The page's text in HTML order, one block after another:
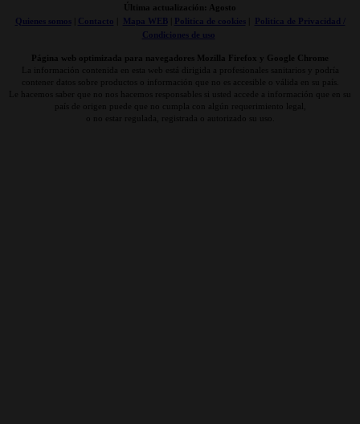
Última actualización: Agosto
Quienes somos| Contacto Mapa WEB| Politica de cookies|
Politica de Privacidad /
Condiciones de uso
Página web optimizada para navegadores Mozilla Firefox y Google Chrome
La información contenida en esta web está dirigida a profesionales sanitarios y podría
contener datos sobre productos o información que no es accesible o válida en su país.
Le hacemos saber que no nos hacemos responsables si usted accede a información que en su
país de origen puede que no cumpla con algún requerimiento legal,
o no estar regulada, registrada o autorizado su uso.